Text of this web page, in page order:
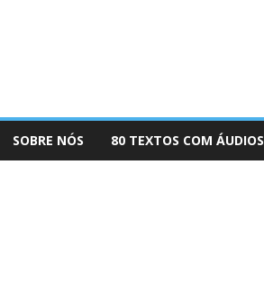
SOBRE NÓS 80 TEXTOS COM ÁUDIOS